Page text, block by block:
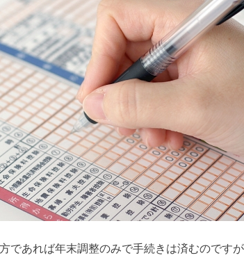
であれば年末調整のみで手続きは済むのです